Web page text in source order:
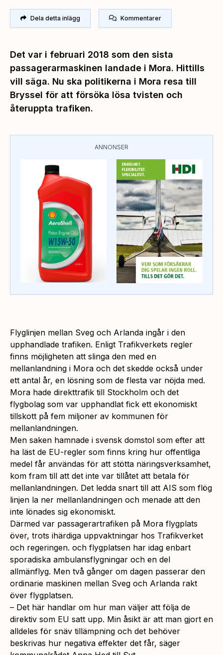
Dela detta inlägg Kommentarer
Det var i februari 2018 som den sista
passagerarmaskinen landade i Mora. Hittills
vill säga. Nu ska politikerna i Mora resa till
Bryssel för att försöka lösa tvisten och
återuppta trafiken.
ANNONSER
Flyglinjen mellan Sveg och Arlanda ingår i den
upphandlade trafiken. Enligt Trafikverkets regler
finns möjligheten att slinga den med en
mellanlandning i Mora och det skedde också under
ett antal år, en lösning som de flesta var nöjda med.
Mora hade direkttrafik till Stockholm och det
flygbolag som var upphandlat fick ett ekonomiskt
tillskott på fem miljoner av kommunen för
mellanlandningen.
Men saken hamnade i svensk domstol som efter att
ha läst de EU-regler som finns kring hur offentliga
medel får användas för att stötta näringsverksamhet,
kom fram till att det inte var tillåtet att betala för
mellanlandningen. Det ledda snart till att AIS som flög
linjen la ner mellanlandningen och menade att den
inte lönades sig ekonomiskt.
Därmed var passagerartrafiken på Mora flygplats
över, trots ihärdiga uppvaktningar hos Trafikverket
och regeringen. och flygplatsen har idag enbart
sporadiska ambulansflygningar och en del
allmänflyg. Men två gånger om dagen passerar den
ordinarie maskinen mellan Sveg och Arlanda rakt
över flygplatsen.
– Det här handlar om hur man väljer att följa de
direktiv som EU satt upp. Min åsikt är att man gjort en
alldeles för snäv tillämpning och det behöver
beskrivas hur negativa effekter det får, säger